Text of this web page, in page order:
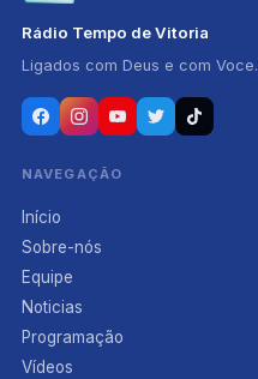
Rádio Tempo de Vitoria
Ligados com Deus e com Voce.
NAVEGAÇÃO
Início
Sobre-nós
Equipe
Noticias
Programação
Vídeos